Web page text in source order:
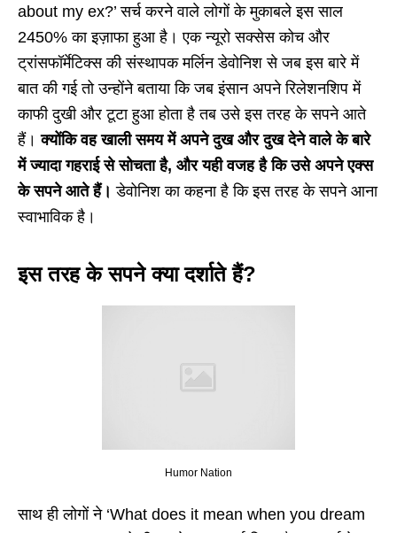
about my ex?’ सर्च करने वाले लोगों के मुकाबले इस साल
2450% का इज़ाफा हुआ है। एक न्यूरो सक्सेस कोच और
ट्रांसफॉर्मेटिक्स की संस्थापक मर्लिन डेवोनिश से जब इस बारे में
बात की गई तो उन्होंने बताया कि जब इंसान अपने रिलेशनशिप में
काफी दुखी और टूटा हुआ होता है तब उसे इस तरह के सपने आते
हैं।क्योंकि वह खाली समय में अपने दुख और दुख देने वाले के बारे
में ज्यादा गहराई से सोचता है, और यही वजह है कि उसे अपने एक्स
के सपने आते हैं। डेवोनिश का कहना है कि इस तरह के सपने आना
स्वाभाविक है।
इस तरह के सपने क्या दर्शाते हैं?
Humor Nation
साथ ही लोगों ने ‘What does it mean when you dream